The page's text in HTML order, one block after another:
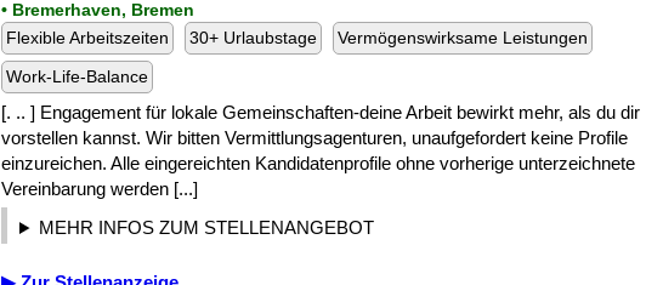
• Bremerhaven, Bremen
Flexible Arbeitszeiten
30+ Urlaubstage
Vermögenswirksame Leistungen
Work-Life-Balance
[. .. ] Engagement für lokale Gemeinschaften-deine Arbeit bewirkt mehr, als du dir
vorstellen kannst. Wir bitten Vermittlungsagenturen, unaufgefordert keine Profile
einzureichen. Alle eingereichten Kandidatenprofile ohne vorherige unterzeichnete
Vereinbarung werden [...]
MEHR INFOS ZUM STELLENANGEBOT